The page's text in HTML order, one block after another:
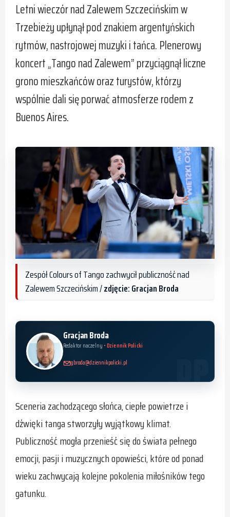
Letni wieczór nad Zalewem Szczecińskim w
Trzebieży upłynął pod znakiem argentyńskich
rytmów, nastrojowej muzyki i tańca. Plenerowy
koncert „Tango nad Zalewem” przyciągnął liczne
grono mieszkańców oraz turystów, którzy
wspólnie dali się porwać atmosferze rodem z
Buenos Aires.
Zespół Colours of Tango zachwycił publiczność nad
Zalewem Szczecińskim /zdjęcie: Gracjan Broda
Gracjan Broda
Redaktor naczelny • Dziennik Policki
gbroda@dziennikpolicki.pl
Sceneria zachodzącego słońca, ciepłe powietrze i
dźwięki tanga stworzyły wyjątkowy klimat.
Publiczność mogła przenieść się do świata pełnego
emocji, pasji i muzycznych opowieści, które od ponad
wieku zachwycają kolejne pokolenia miłośników tego
gatunku.